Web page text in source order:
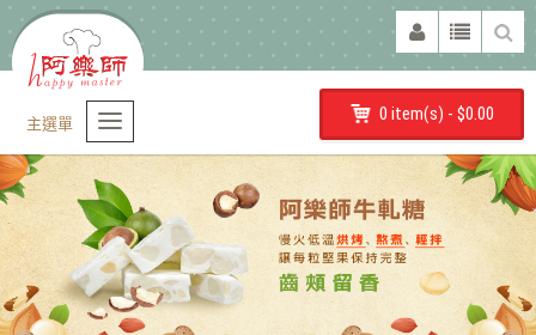
主選單 0 item(s) - $0.00